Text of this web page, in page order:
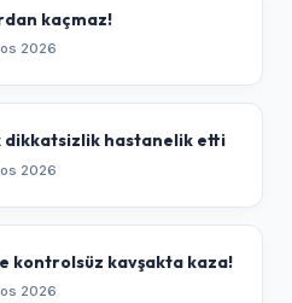
kaçmaz!
2026
dikkatsizlik hastanelik etti
2026
kontrolsüz kavşakta kaza!
2026